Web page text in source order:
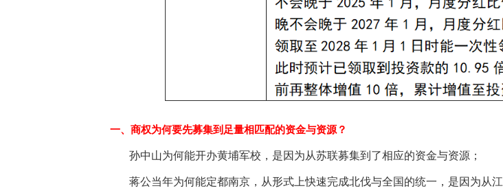
一、商权为何要先募集到足量相匹配的资金与资源？
孙中山为何能开办黄埔军校，是因为从苏联募集到了相应的资金与资源；
蒋公当年为何能定都南京，从形式上快速完成北伐与全国的统一，是因为从